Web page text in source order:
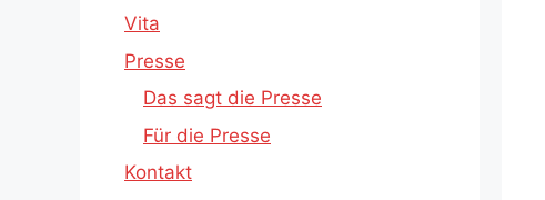
Vita
Presse
Das sagt die Presse
Für die Presse
Kontakt